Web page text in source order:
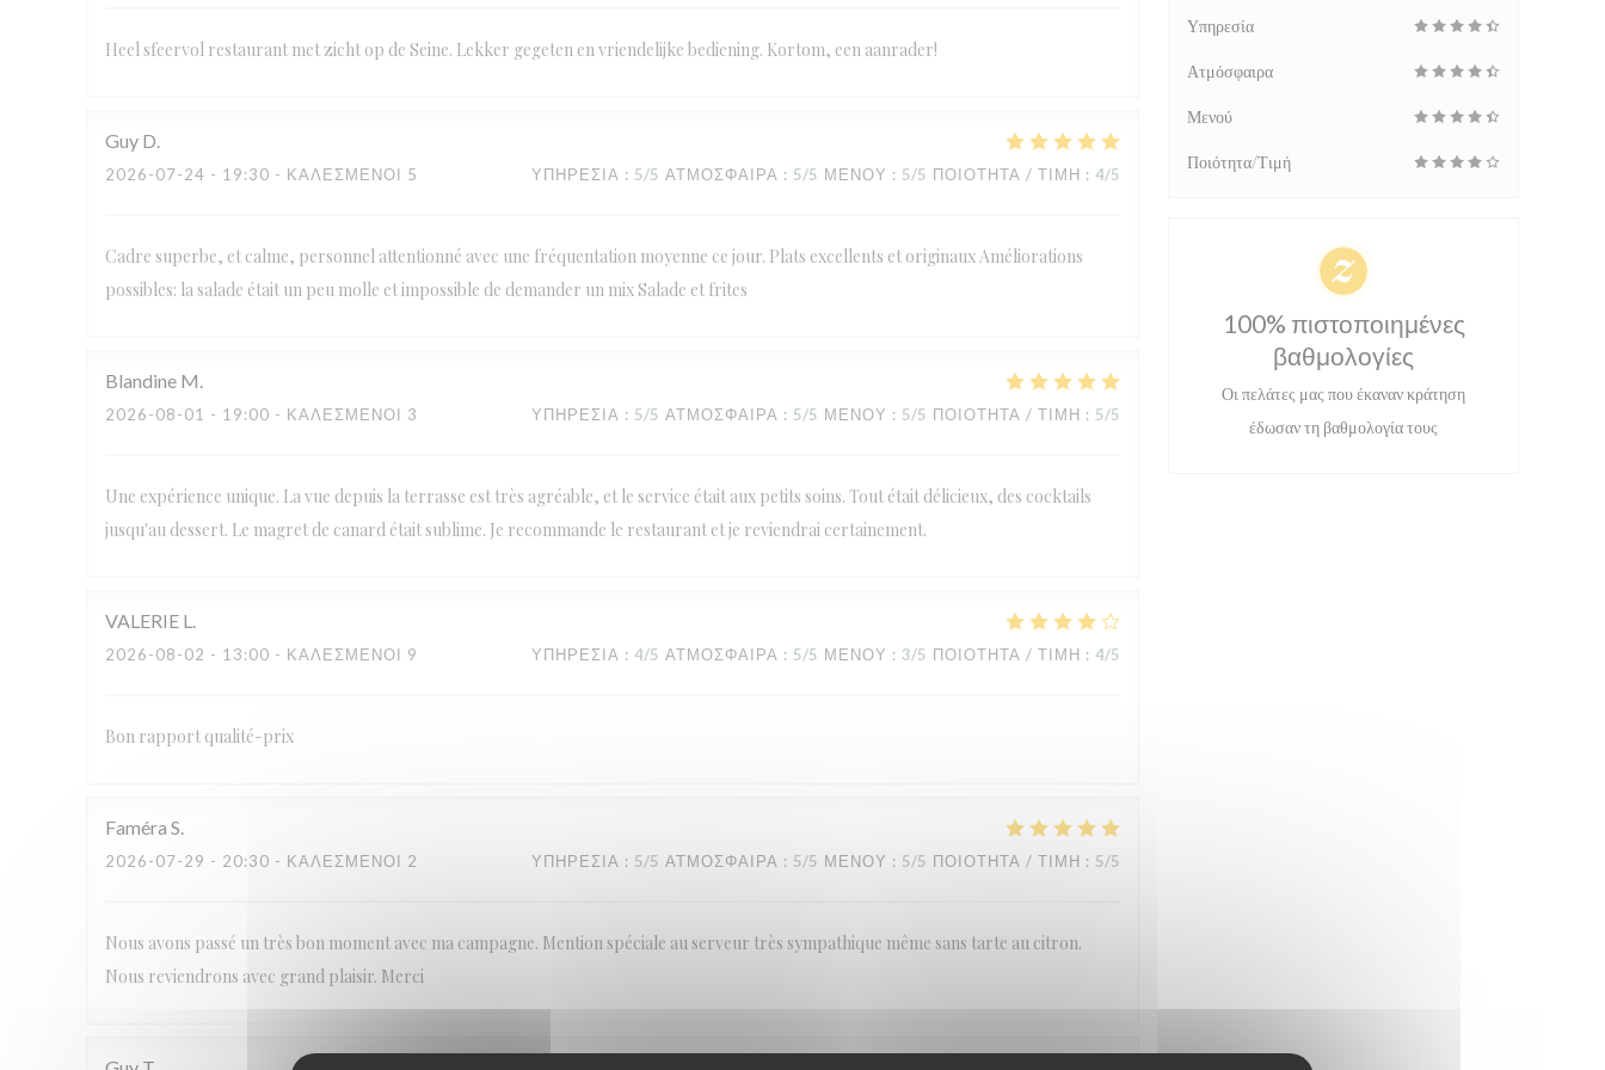
Heel sfeervol restaurant met zicht op de Seine. Lekker gegeten en vriendelijke bediening. Kortom, een aanrader!
Guy D
2026-07-24 - 19:30 - ΚΑΛΕΣΜΈΝΟΙ 5 ΥΠΗΡΕΣΊΑ : 5/5 ΑΤΜΌΣΦΑΙΡΑ : 5/5 ΜΕΝΟΎ : 5/5 ΠΟΙΌΤΗΤΑ / ΤΙΜΉ : 4/5
Cadre superbe, et calme, personnel attentionné avec une fréquentation moyenne ce jour. Plats excellents et originaux Améliorations
possibles: la salade était un peu molle et impossible de demander un mix Salade et frites
Blandine M
2026-08-01 - 19:00 - ΚΑΛΕΣΜΈΝΟΙ 3 ΥΠΗΡΕΣΊΑ : 5/5 ΑΤΜΌΣΦΑΙΡΑ : 5/5 ΜΕΝΟΎ : 5/5 ΠΟΙΌΤΗΤΑ / ΤΙΜΉ : 5/5
Une expérience unique. La vue depuis la terrasse est très agréable, et le service était aux petits soins. Tout était délicieux, des cocktails
jusqu'au dessert. Le magret de canard était sublime. Je recommande le restaurant et je reviendrai certainement.
VALERIE L
2026-08-02 - 13:00 - ΚΑΛΕΣΜΈΝΟΙ 9 ΥΠΗΡΕΣΊΑ : 4/5 ΑΤΜΌΣΦΑΙΡΑ : 5/5 ΜΕΝΟΎ : 3/5 ΠΟΙΌΤΗΤΑ / ΤΙΜΉ : 4/5
Bon rapport qualité-prix
Faméra S
2026-07-29 - 20:30 - ΚΑΛΕΣΜΈΝΟΙ 2 ΥΠΗΡΕΣΊΑ : 5/5 ΑΤΜΌΣΦΑΙΡΑ : 5/5 ΜΕΝΟΎ : 5/5 ΠΟΙΌΤΗΤΑ / ΤΙΜΉ : 5/5
Nous avons passé un très bon moment avec ma campagne. Mention spéciale au serveur très sympathique même sans tarte au citron.
Nous reviendrons avec grand plaisir. Merci
Υπηρεσία
Ατμόσφαιρα
Μενού
Ποιότητα/Τιμή
100% πιστοποιημένες
βαθμολογίες
Οι πελάτες μας που έκαναν κράτηση
έδωσαν τη βαθμολογία τους